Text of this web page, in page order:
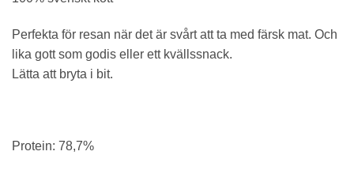
Perfekta för resan när det är svårt att ta med färsk mat. Och
lika gott som godis eller ett kvällssnack.
Lätta att bryta i bit.
Protein: 78,7%